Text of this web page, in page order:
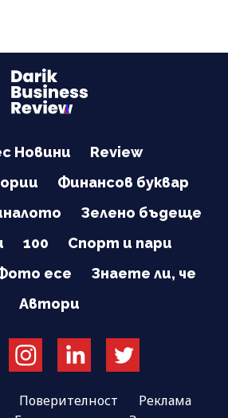
Новини
Review
Финансов буквар
Зелено бъдеще
100
Спорт и пари
есе
Знаете ли, че
Автори
Поверителност
Реклама